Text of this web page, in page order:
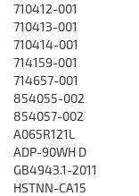
710412-001
710413-001
710414-001
714159-001
714657-001
854055-002
854057-002
A065R121L
ADP-90WH D
GB4943.1-2011
HSTNN-CA15